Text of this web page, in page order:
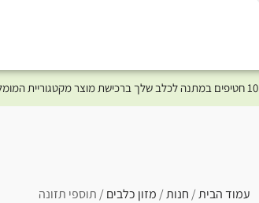
10 חטיפים במתנה לכלב שלך ברכישת מוצר מקטגוריית המומלצים ⤎ לחצו כאן למוצרים המומלצים לכלב
עמוד הבית/ חנות/ מזון כלבים/ תוספי תזונה